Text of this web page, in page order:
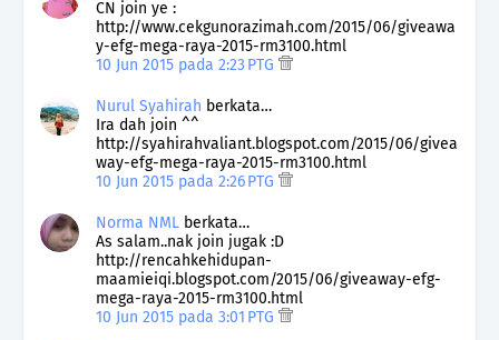
CN join ye :
http://www.cekgunorazimah.com/2015/06/giveawa
y-efg-mega-raya-2015-rm3100.html
10 Jun 2015 pada 2:23 PTG
Nurul Syahirah berkata…
Ira dah join ^^
http://syahirahvaliant.blogspot.com/2015/06/givea
way-efg-mega-raya-2015-rm3100.html
10 Jun 2015 pada 2:26 PTG
Norma NML berkata…
As salam..nak join jugak :D
http://rencahkehidupan-
maamieiqi.blogspot.com/2015/06/giveaway-efg-
mega-raya-2015-rm3100.html
10 Jun 2015 pada 3:01 PTG